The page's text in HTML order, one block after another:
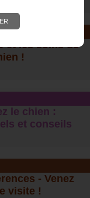
et les soins de
!
le chien :
et conseil s
- Venez
visite !